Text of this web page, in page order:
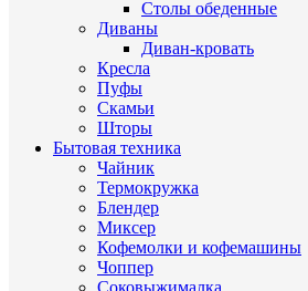
Столы обеденные
Диваны
Диван-кровать
Кресла
Пуфы
Скамьи
Шторы
Бытовая техника
Чайник
Термокружка
Блендер
Миксер
Кофемолки и кофемашины
Чоппер
Соковыжималка